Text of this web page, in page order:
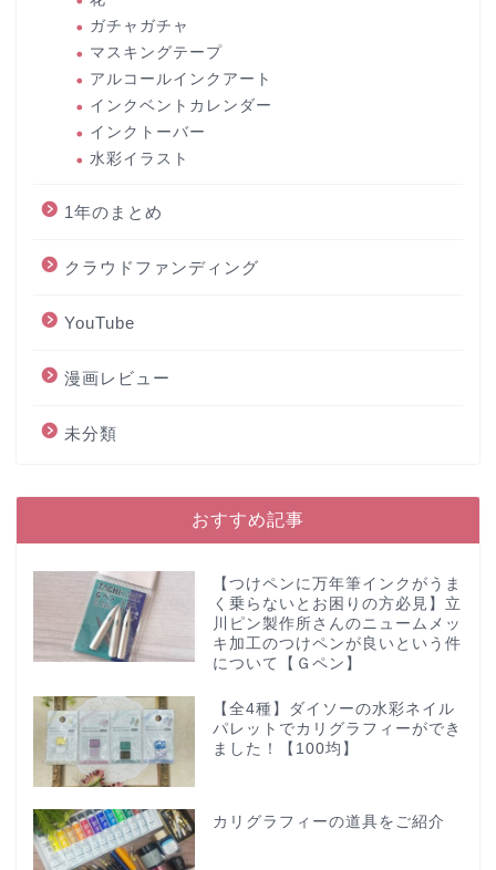
ガチャガチャ
マスキングテープ
アルコールインクアート
インクベントカレンダー
インクトーバー
水彩イラスト
1年のまとめ
クラウドファンディング
YouTube
漫画レビュー
未分類
おすすめ記事
【つけペンに万年筆インクがうま
く乗らないとお困りの方必見】立
川ピン製作所さんのニュームメッ
キ加工のつけペンが良いという件
について【Ｇペン】
【全4種】ダイソーの水彩ネイル
パレットでカリグラフィーができ
ました！【100均】
カリグラフィーの道具をご紹介